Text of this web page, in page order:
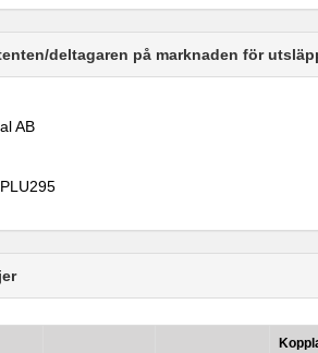
deltagaren på marknaden för
AB